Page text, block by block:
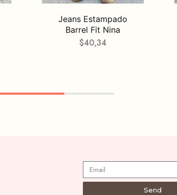
Jeans Estampado
Barrel Fit Nina
$40,34
Send